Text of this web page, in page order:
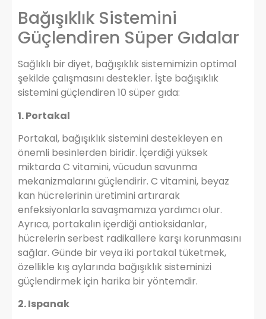
Bağışıklık Sistemini
Güçlendiren Süper Gıdalar
Sağlıklı bir diyet, bağışıklık sistemimizin optimal
şekilde çalışmasını destekler. İşte bağışıklık
sistemini güçlendiren 10 süper gıda:
1. Portakal
Portakal, bağışıklık sistemini destekleyen en
önemli besinlerden biridir. İçerdiği yüksek
miktarda C vitamini, vücudun savunma
mekanizmalarını güçlendirir. C vitamini, beyaz
kan hücrelerinin üretimini artırarak
enfeksiyonlarla savaşmamıza yardımcı olur.
Ayrıca, portakalın içerdiği antioksidanlar,
hücrelerin serbest radikallere karşı korunmasını
sağlar. Günde bir veya iki portakal tüketmek,
özellikle kış aylarında bağışıklık sisteminizi
güçlendirmek için harika bir yöntemdir.
2. Ispanak